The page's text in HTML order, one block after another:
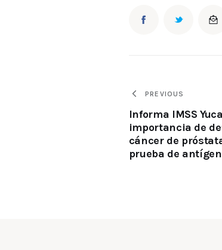
PREVIOUS
Informa IMSS
importancia de
cáncer de
prueba de